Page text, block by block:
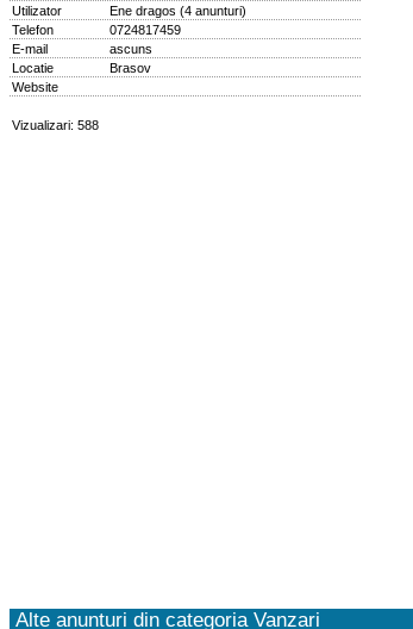
Utilizator
Ene dragos (4 anunturi)
Telefon
0724817459
E-mail
ascuns
Locatie
Brasov
Website
Vizualizari: 588
Alte anunturi din categoria Vanzari